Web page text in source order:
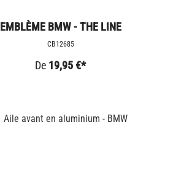
EMBLÈME BMW - THE LINE
CB12685
De 19,95 €*